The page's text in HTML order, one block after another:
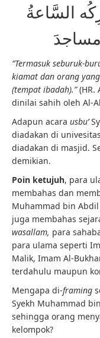
السَّاعةُ
مساجدَ
“Termasuk seburuk-
kiamat dan orang
(tempat ibadah).”(HR.
dinilai sahih oleh Al-
Adapun acara usbu’
diadakan di
diadakan di masjid.
demikian.
Poin ketujuh, para
membahas dan
Muhammad bin
juga membahas
wasallam, para
para ulama seperti
Malik, Imam Al-
terdahulu maupun
Mengapa di-framing
Syekh Muhammad
sehingga orang
kelompok?